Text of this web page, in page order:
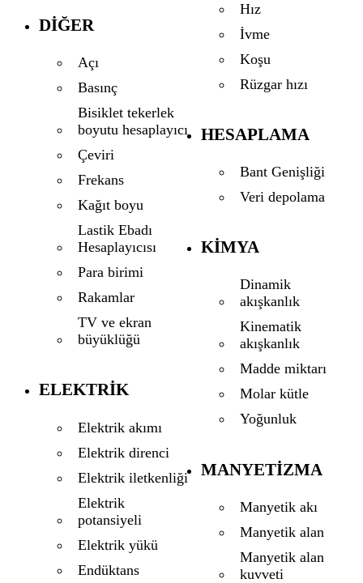
DIĞER
Açı
Basınç
Bisiklet tekerlek
boyutu hesaplayıcı
Çeviri
Frekans
Kağıt boyu
Lastik Ebadı
Hesaplayıcısı
Para birimi
Rakamlar
TV ve ekran
büyüklüğü
ELEKTRIK
Elektrik akımı
Elektrik direnci
Elektrik iletkenliği
Elektrik
potansiyeli
Elektrik yükü
Endüktans
Hız
İvme
Koşu
Rüzgar hızı
HESAPLAMA
Bant Genişliği
Veri depolama
KIMYA
Dinamik
akışkanlık
Kinematik
akışkanlık
Madde miktarı
Molar kütle
Yoğunluk
MANYETIZMA
Manyetik akı
Manyetik alan
Manyetik alan
kuvveti